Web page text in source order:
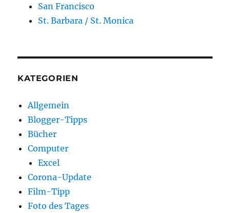
San Francisco
St. Barbara / St. Monica
KATEGORIEN
Allgemein
Blogger-Tipps
Bücher
Computer
Excel
Corona-Update
Film-Tipp
Foto des Tages